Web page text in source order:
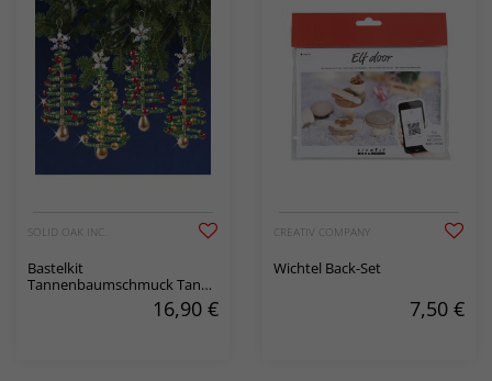
SOLID OAK INC.
Bastelkit
Tannenbaumschmuck Tanne
16,90 €
CREATIV COMPANY
Wichtel Back-Set
7,50 €